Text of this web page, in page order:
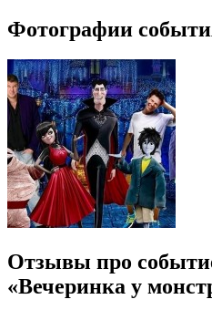
Фотографии
Отзывы про
«Вечеринка у